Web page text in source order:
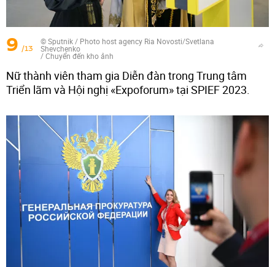
9 /13
© Sputnik / Photo host agency Ria Novosti/Svetlana
Shevchenko
/Chuyển đến kho ảnh
Nữ thành viên tham gia Diễn đàn trong Trung tâm
Triển lãm và Hội nghị «Expoforum» tại SPIEF 2023.